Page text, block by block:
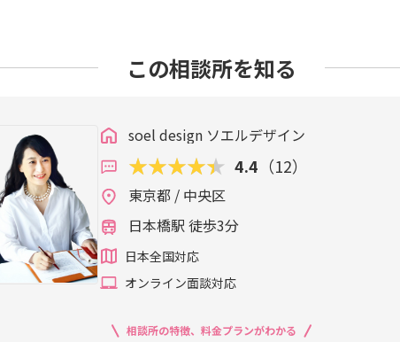
この相談所を知る
soel design ソエルデザイン
4.4 （12）
東京都 / 中央区
日本橋駅 徒歩3分
日本全国対応
オンライン面談対応
相談所の特徴、料金プランがわかる